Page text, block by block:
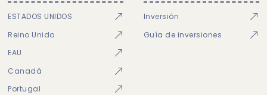
ESTADOS UNIDOS
Reino Unido
EAU
Canadá
Portugal
Inversión
Guía de inversiones